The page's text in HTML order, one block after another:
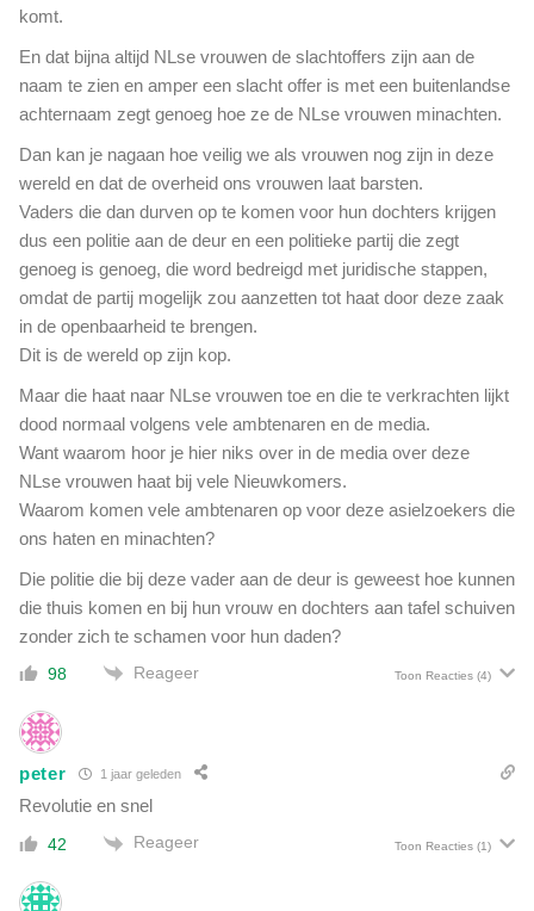
komt.
En dat bijna altijd NLse vrouwen de slachtoffers zijn aan de
naam te zien en amper een slacht offer is met een buitenlandse
achternaam zegt genoeg hoe ze de NLse vrouwen minachten.
Dan kan je nagaan hoe veilig we als vrouwen nog zijn in deze
wereld en dat de overheid ons vrouwen laat barsten.
Vaders die dan durven op te komen voor hun dochters krijgen
dus een politie aan de deur en een politieke partij die zegt
genoeg is genoeg, die word bedreigd met juridische stappen,
omdat de partij mogelijk zou aanzetten tot haat door deze zaak
in de openbaarheid te brengen.
Dit is de wereld op zijn kop.
Maar die haat naar NLse vrouwen toe en die te verkrachten lijkt
dood normaal volgens vele ambtenaren en de media.
Want waarom hoor je hier niks over in de media over deze
NLse vrouwen haat bij vele Nieuwkomers.
Waarom komen vele ambtenaren op voor deze asielzoekers die
ons haten en minachten?
Die politie die bij deze vader aan de deur is geweest hoe kunnen
die thuis komen en bij hun vrouw en dochters aan tafel schuiven
zonder zich te schamen voor hun daden?
98 Reageer Toon Reacties (4)
peter 1 jaar geleden
Revolutie en snel
42 Reageer Toon Reacties (1)